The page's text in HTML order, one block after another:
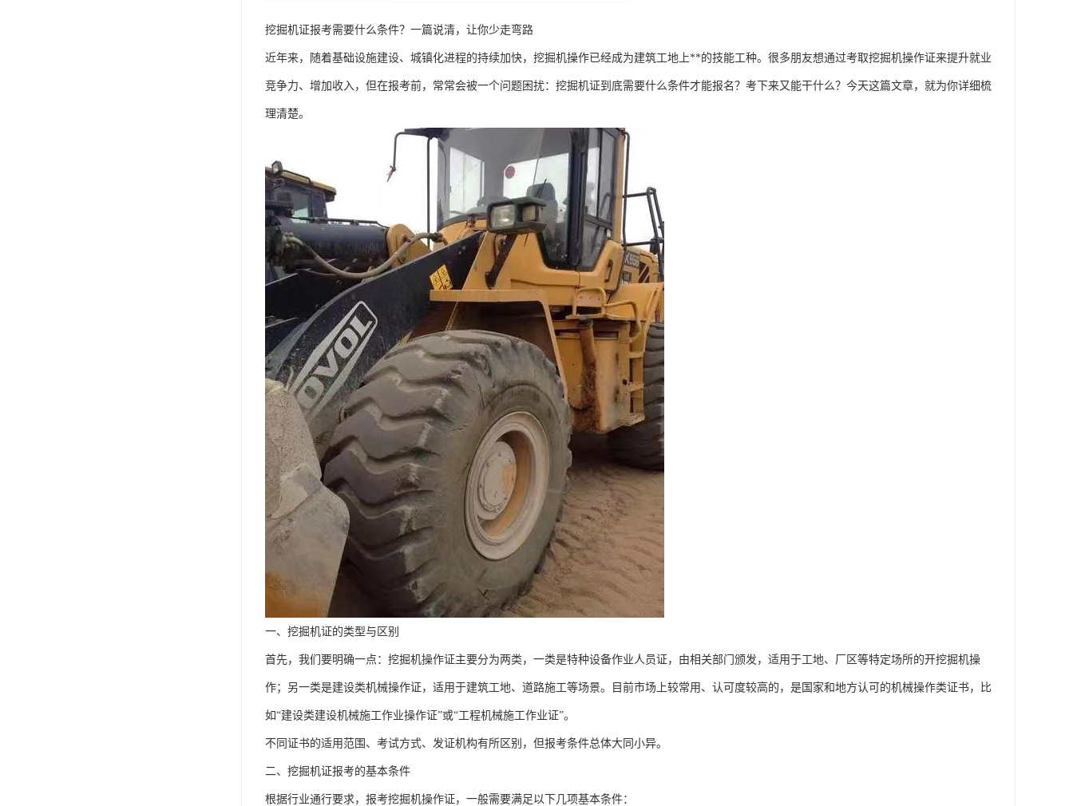
挖掘机证报考需要什么条件？一篇说清，让你少走弯路
近年来，随着基础设施建设、城镇化进程的持续加快，挖掘机操作已经成为建筑工地上**的技能工种。很多朋友想通过考取挖掘机操作证来提升就业
竞争力、增加收入，但在报考前，常常会被一个问题困扰：挖掘机证到底需要什么条件才能报名？考下来又能干什么？今天这篇文章，就为你详细梳
理清楚。
一、挖掘机证的类型与区别
首先，我们要明确一点：挖掘机操作证主要分为两类，一类是特种设备作业人员证，由相关部门颁发，适用于工地、厂区等特定场所的开挖掘机操
作；另一类是建设类机械操作证，适用于建筑工地、道路施工等场景。目前市场上较常用、认可度较高的，是国家和地方认可的机械操作类证书，比
如“建设类建设机械施工作业操作证”或“工程机械施工作业证”。
不同证书的适用范围、考试方式、发证机构有所区别，但报考条件总体大同小异。
二、挖掘机证报考的基本条件
根据行业通行要求，报考挖掘机操作证，一般需要满足以下几项基本条件：